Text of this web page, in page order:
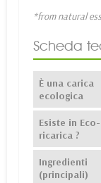
*from natural
Scheda
È una carica
ecologica
Esiste in Eco-
ricarica ?
Ingredienti
(principali)